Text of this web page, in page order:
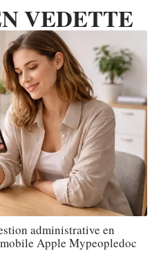
VEDETTE
administrative en
Apple Mypeopledoc